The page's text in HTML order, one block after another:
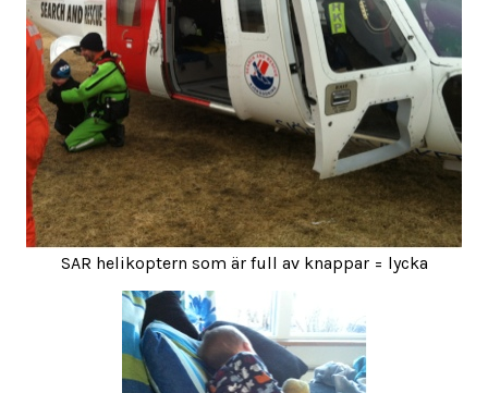
SAR helikoptern som är full av knappar = lycka